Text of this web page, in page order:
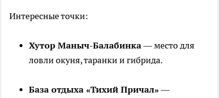
Интересные точки:
Хутор Маныч-Балабинка— место для
ловли окуня, таранки и гибрида.
База отдыха «Тихий Причал»—